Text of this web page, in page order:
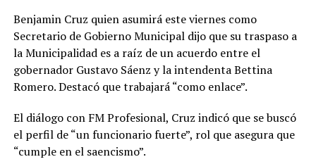
Benjamin Cruz quien asumirá este viernes como
Secretario de Gobierno Municipal dijo que su traspaso a
la Municipalidad es a raíz de un acuerdo entre el
gobernador Gustavo Sáenz y la intendenta Bettina
Romero. Destacó que trabajará “como enlace”.
El diálogo con FM Profesional, Cruz indicó que se buscó
el perfil de “un funcionario fuerte”, rol que asegura que
“cumple en el saencismo”.